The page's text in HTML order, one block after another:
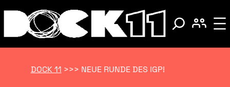
DOCK 11 >>> NEUE RUNDE DES IGP!